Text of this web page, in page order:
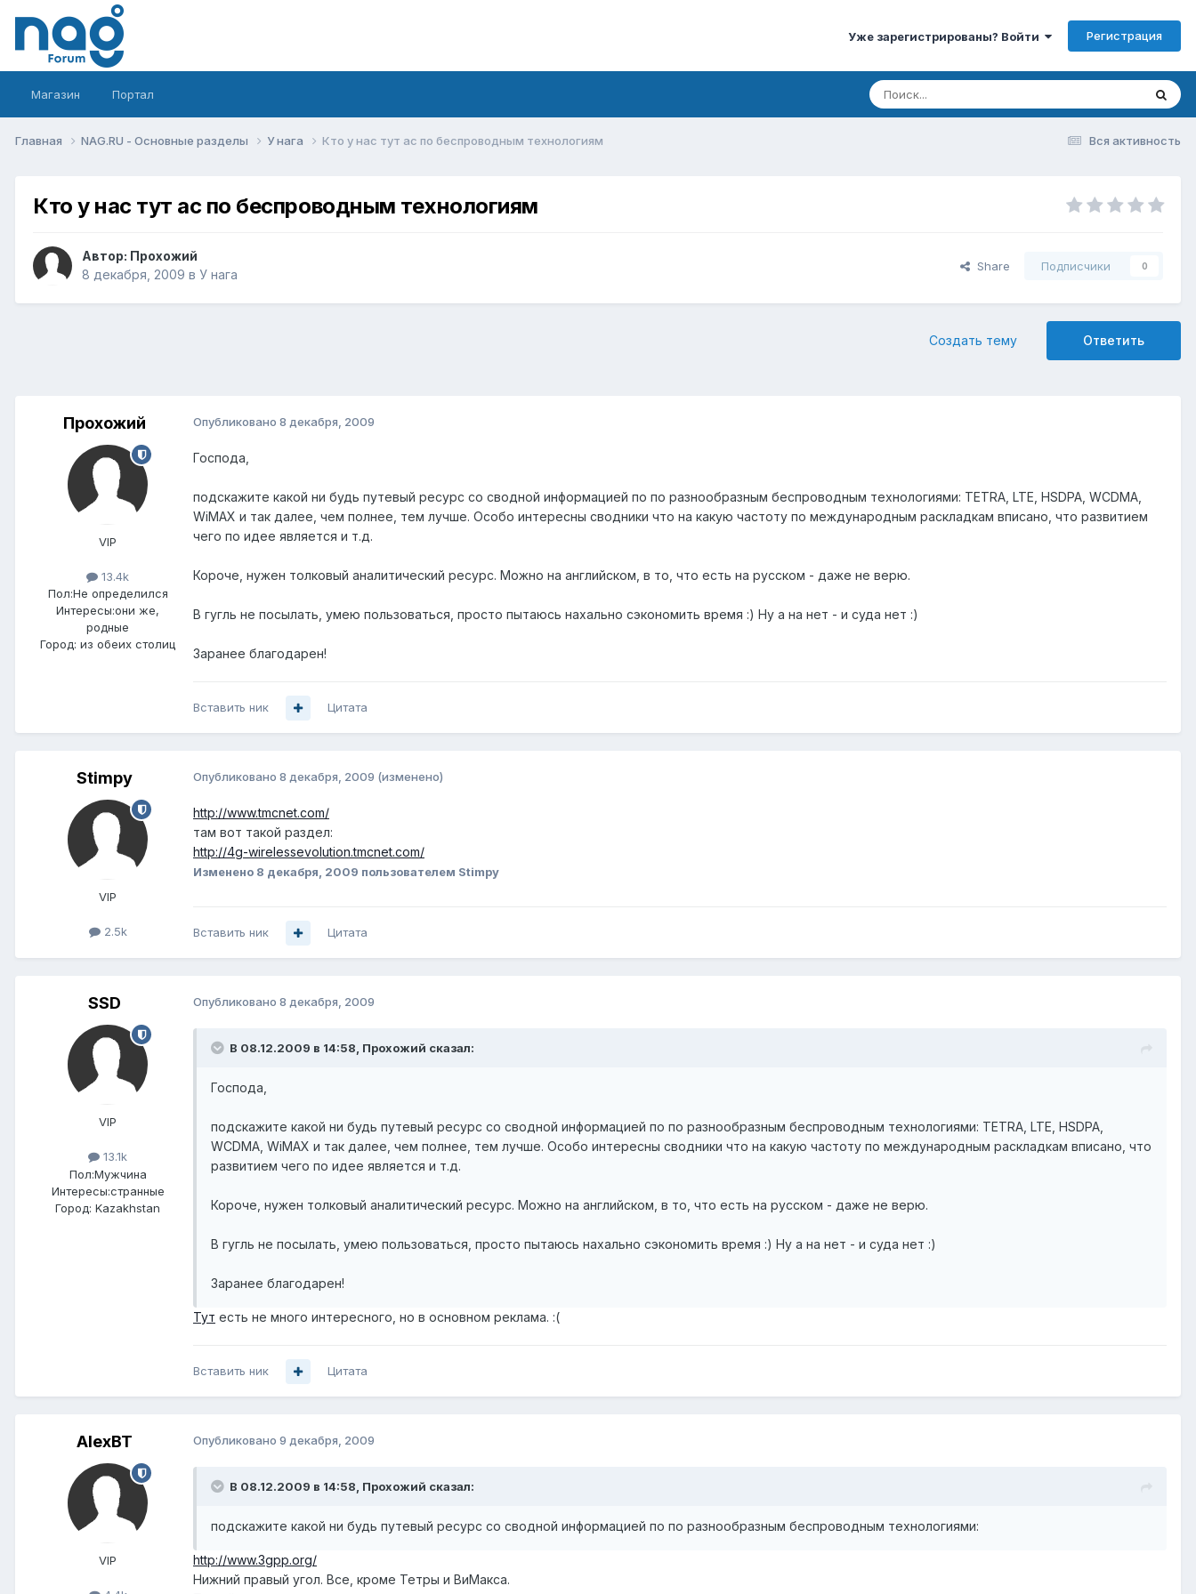
Уже зарегистрированы? Войти Регистрация
Магазин Портал
Вся активность
Главная NAG.RU - Основные разделы У нага Кто у нас тут ас по беспроводным технологиям
Кто у нас тут ас по беспроводным технологиям
Автор: Прохожий
8 декабря, 2009 в У нага
Share Подписчики 0
Ответить
Создать тему
Прохожий
VIP
13.4k
Пол:Не определился
Интересы:они же,
родные
Город: из обеих столиц
Опубликовано 8 декабря, 2009
Господа,
подскажите какой ни будь путевый ресурс со сводной информацией по по разнообразным беспроводным технологиями: TETRA, LTE, HSDPA, WCDMA,
WiMAX и так далее, чем полнее, тем лучше. Особо интересны сводники что на какую частоту по международным раскладкам вписано, что развитием
чего по идее является и т.д.
Короче, нужен толковый аналитический ресурс. Можно на английском, в то, что есть на русском - даже не верю.
В гугль не посылать, умею пользоваться, просто пытаюсь нахально сэкономить время :) Ну а на нет - и суда нет :)
Заранее благодарен!
Вставить ник Цитата
Stimpy
VIP
2.5k
Опубликовано 8 декабря, 2009 (изменено)
http://www.tmcnet.com/
там вот такой раздел:
http://4g-wirelessevolution.tmcnet.com/
Изменено 8 декабря, 2009 пользователем Stimpy
Вставить ник Цитата
SSD
VIP
13.1k
Пол:Мужчина
Интересы:странные
Город: Kazakhstan
Опубликовано 8 декабря, 2009
В 08.12.2009 в 14:58, Прохожий сказал:
Господа,
подскажите какой ни будь путевый ресурс со сводной информацией по по разнообразным беспроводным технологиями: TETRA, LTE, HSDPA,
WCDMA, WiMAX и так далее, чем полнее, тем лучше. Особо интересны сводники что на какую частоту по международным раскладкам вписано, что
развитием чего по идее является и т.д.
Короче, нужен толковый аналитический ресурс. Можно на английском, в то, что есть на русском - даже не верю.
В гугль не посылать, умею пользоваться, просто пытаюсь нахально сэкономить время :) Ну а на нет - и суда нет :)
Заранее благодарен!
Тут есть не много интересного, но в основном реклама. :(
Вставить ник Цитата
AlexBT
VIP
Опубликовано 9 декабря, 2009
В 08.12.2009 в 14:58, Прохожий сказал:
подскажите какой ни будь путевый ресурс со сводной информацией по по разнообразным беспроводным технологиями:
http://www.3gpp.org/
Нижний правый угол. Все, кроме Тетры и ВиМакса.